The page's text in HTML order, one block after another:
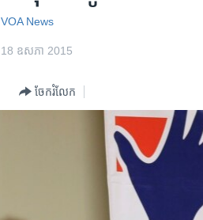
VOA News
18 ឧសភា 2015
ចែករំលែក